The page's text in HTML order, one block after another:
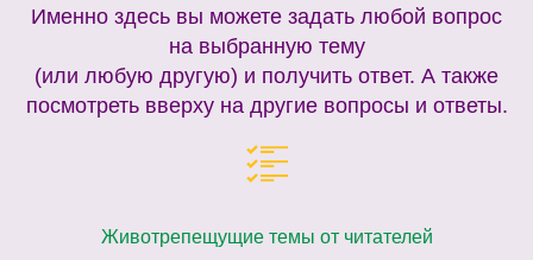
Именно здесь вы можете задать любой вопрос
на выбранную тему
(или любую другую) и получить ответ. А также
посмотреть вверху на другие вопросы и ответы.
Животрепещущие темы от читателей